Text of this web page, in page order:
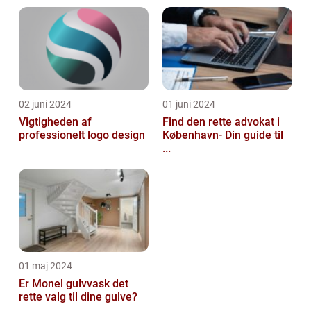
02 juni 2024
Vigtigheden af
professionelt logo design
01 juni 2024
Find den rette advokat i
København- Din guide til
...
01 maj 2024
Er Monel gulvvask det
rette valg til dine gulve?